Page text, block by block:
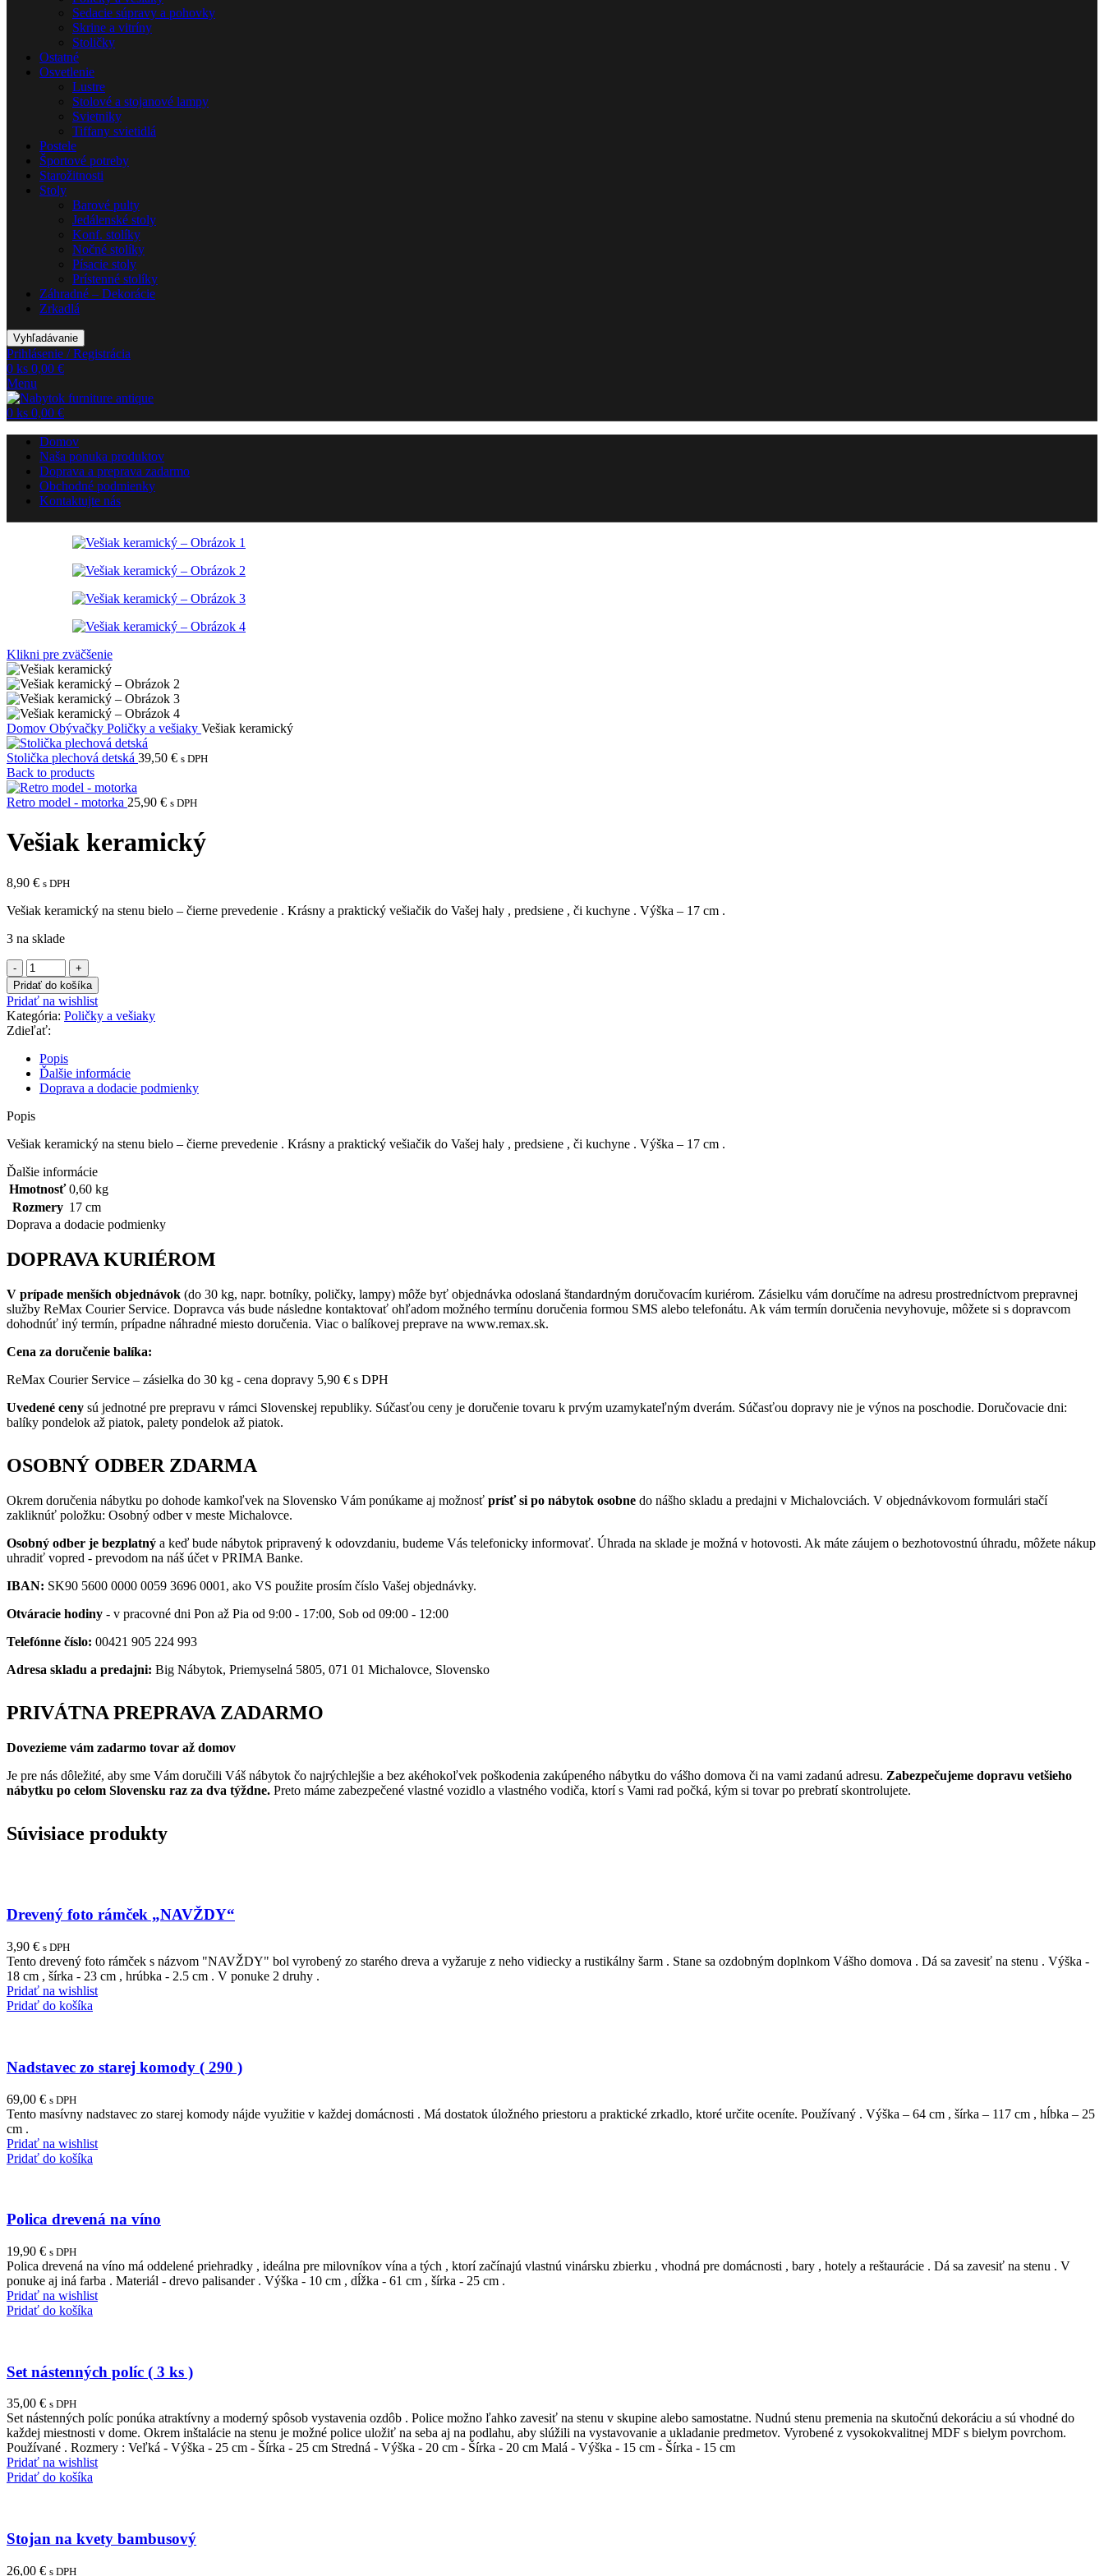
Sedacie súpravy a pohovky
Skrine a vitríny
Stoličky
Ostatné
Osvetlenie
Lustre
Stolové a stojanové lampy
Svietniky
Tiffany svietidlá
Postele
Športové potreby
Starožitnosti
Stoly
Barové pulty
Jedálenské stoly
Konf. stolíky
Nočné stolíky
Písacie stoly
Prístenné stolíky
Záhradné – Dekorácie
Zrkadlá
Vyhľadávanie
Prihlásenie / Registrácia
0 ks 0,00 €
Menu
0 ks 0,00 €
Domov
Naša ponuka produktov
Doprava a preprava zadarmo
Obchodné podmienky
Kontaktujte nás
Klikni pre zväčšenie
Domov Obývačky Poličky a vešiaky Vešiak keramický
Stolička plechová detská 39,50 € s DPH
Back to products
Retro model - motorka 25,90 € s DPH
Vešiak keramický
8,90 € s DPH
Vešiak keramický na stenu bielo – čierne prevedenie . Krásny a praktický vešiačik do Vašej haly , predsiene , či kuchyne . Výška – 17 cm .
3 na sklade
množstvo
Vešiak
keramický
Pridať do košíka
Pridať na wishlist
Kategória: Poličky a vešiaky
Zdieľať:
Popis
Ďalšie informácie
Doprava a dodacie podmienky
Popis
Vešiak keramický na stenu bielo – čierne prevedenie . Krásny a praktický vešiačik do Vašej haly , predsiene , či kuchyne . Výška – 17 cm .
Ďalšie informácie
Hmotnosť 0,60 kg
Rozmery 17 cm
Doprava a dodacie podmienky
DOPRAVA KURIÉROM
V prípade menších objednávok (do 30 kg, napr. botníky, poličky, lampy) môže byť objednávka odoslaná štandardným doručovacím kuriérom. Zásielku vám doručíme na adresu prostredníctvom prepravnej
služby ReMax Courier Service. Dopravca vás bude následne kontaktovať ohľadom možného termínu doručenia formou SMS alebo telefonátu. Ak vám termín doručenia nevyhovuje, môžete si s dopravcom
dohodnúť iný termín, prípadne náhradné miesto doručenia. Viac o balíkovej preprave na www.remax.sk.
Cena za doručenie balíka:
ReMax Courier Service – zásielka do 30 kg - cena dopravy 5,90 € s DPH
Uvedené ceny sú jednotné pre prepravu v rámci Slovenskej republiky. Súčasťou ceny je doručenie tovaru k prvým uzamykateľným dverám. Súčasťou dopravy nie je výnos na poschodie. Doručovacie dni:
balíky pondelok až piatok, palety pondelok až piatok.
OSOBNÝ ODBER ZDARMA
Okrem doručenia nábytku po dohode kamkoľvek na Slovensko Vám ponúkame aj možnosť prísť si po nábytok osobne do nášho skladu a predajni v Michalovciách. V objednávkovom formulári stačí
zakliknúť položku: Osobný odber v meste Michalovce.
Osobný odber je bezplatný a keď bude nábytok pripravený k odovzdaniu, budeme Vás telefonicky informovať. Úhrada na sklade je možná v hotovosti. Ak máte záujem o bezhotovostnú úhradu, môžete nákup
uhradiť vopred - prevodom na náš účet v PRIMA Banke.
IBAN: SK90 5600 0000 0059 3696 0001, ako VS použite prosím číslo Vašej objednávky.
Otváracie hodiny - v pracovné dni Pon až Pia od 9:00 - 17:00, Sob od 09:00 - 12:00
Telefónne číslo: 00421 905 224 993
Adresa skladu a predajni: Big Nábytok, Priemyselná 5805, 071 01 Michalovce, Slovensko
PRIVÁTNA PREPRAVA ZADARMO
Dovezieme vám zadarmo tovar až domov
Je pre nás dôležité, aby sme Vám doručili Váš nábytok čo najrýchlejšie a bez akéhokoľvek poškodenia zakúpeného nábytku do vášho domova či na vami zadanú adresu. Zabezpečujeme dopravu vetšieho
nábytku po celom Slovensku raz za dva týždne. Preto máme zabezpečené vlastné vozidlo a vlastného vodiča, ktorí s Vami rad počká, kým si tovar po prebratí skontrolujete.
Súvisiace produkty
Drevený foto rámček „NAVŽDY“
3,90 € s DPH
Tento drevený foto rámček s názvom "NAVŽDY" bol vyrobený zo starého dreva a vyžaruje z neho vidiecky a rustikálny šarm . Stane sa ozdobným doplnkom Vášho domova . Dá sa zavesiť na stenu . Výška -
18 cm , šírka - 23 cm , hrúbka - 2.5 cm . V ponuke 2 druhy .
Pridať na wishlist
Pridať do košíka
Nadstavec zo starej komody ( 290 )
69,00 € s DPH
Tento masívny nadstavec zo starej komody nájde využitie v každej domácnosti . Má dostatok úložného priestoru a praktické zrkadlo, ktoré určite oceníte. Používaný . Výška – 64 cm , šírka – 117 cm , hĺbka – 25
cm .
Pridať na wishlist
Pridať do košíka
Polica drevená na víno
19,90 € s DPH
Polica drevená na víno má oddelené priehradky , ideálna pre milovníkov vína a tých , ktorí začínajú vlastnú vinársku zbierku , vhodná pre domácnosti , bary , hotely a reštaurácie . Dá sa zavesiť na stenu . V
ponuke aj iná farba . Materiál - drevo palisander . Výška - 10 cm , dĺžka - 61 cm , šírka - 25 cm .
Pridať na wishlist
Pridať do košíka
Set nástenných políc ( 3 ks )
35,00 € s DPH
Set nástenných políc ponúka atraktívny a moderný spôsob vystavenia ozdôb . Police možno ľahko zavesiť na stenu v skupine alebo samostatne. Nudnú stenu premenia na skutočnú dekoráciu a sú vhodné do
každej miestnosti v dome. Okrem inštalácie na stenu je možné police uložiť na seba aj na podlahu, aby slúžili na vystavovanie a ukladanie predmetov. Vyrobené z vysokokvalitnej MDF s bielym povrchom.
Používané . Rozmery : Veľká - Výška - 25 cm - Šírka - 25 cm Stredná - Výška - 20 cm - Šírka - 20 cm Malá - Výška - 15 cm - Šírka - 15 cm
Pridať na wishlist
Pridať do košíka
Stojan na kvety bambusový
26,00 € s DPH